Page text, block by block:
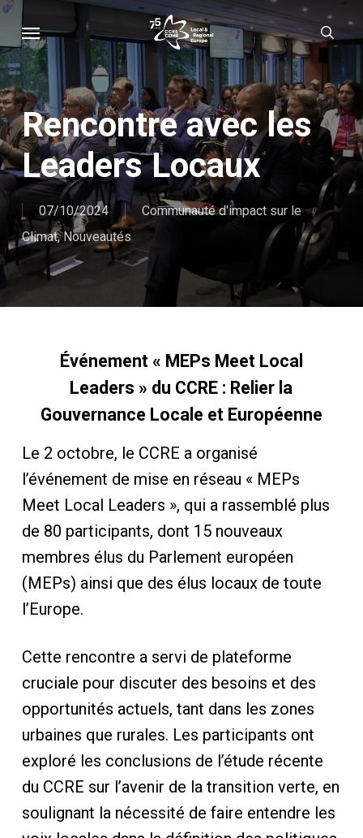
Skip
main
content
Menu
Rencontre avec les
Leaders Locaux
07/10/2024
Communauté d'impact sur le
Climat,Nouveautés
Événement « MEPs Meet Local
Leaders » du CCRE : Relier la
Gouvernance Locale et Européenne
Le 2 octobre, le CCRE a organisé
l’événement de mise en réseau « MEPs
Meet Local Leaders », qui a rassemblé plus
de 80 participants, dont 15 nouveaux
membres élus du Parlement européen
(MEPs) ainsi que des élus locaux de toute
l’Europe.
Cette rencontre a servi de plateforme
cruciale pour discuter des besoins et des
opportunités actuels, tant dans les zones
urbaines que rurales. Les participants ont
exploré les conclusions de l’étude récente
du CCRE sur l’avenir de la transition verte, en
soulignant la nécessité de faire entendre les